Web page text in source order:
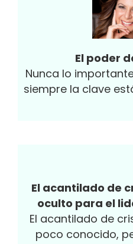
El poder
Nunca lo
siempre la clave
El acantilado de
oculto para el
El acantilado de
poco conocido,